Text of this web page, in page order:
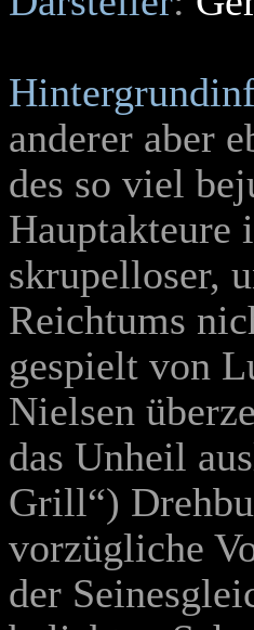
anderer aber
des so viel
Hauptakteure
skrupelloser,
Reichtums
gespielt von
Nielsen
das Unheil
Grill“)
vorzügliche
der